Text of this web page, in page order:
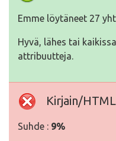
Emme löytäneet 27
Hyvä, lähes tai
attribuutteja.
Kirjain/
Suhde : 9%